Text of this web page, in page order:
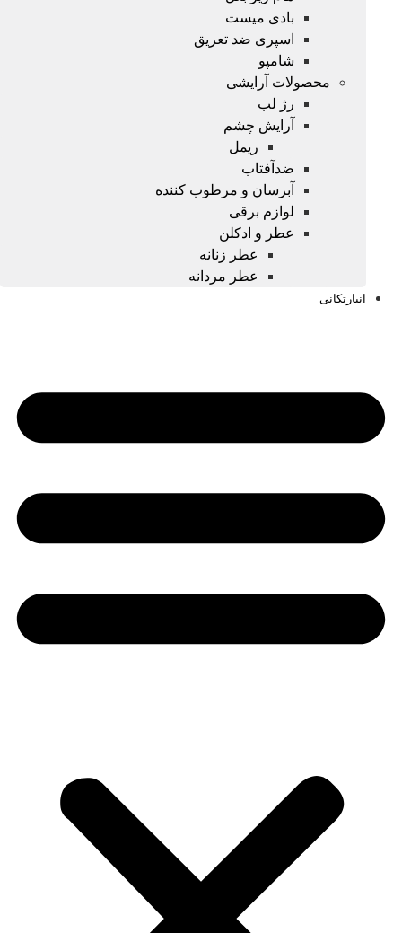
بادی میست
اسپری ضد تعریق
شامپو
محصولات آرایشی
رژ لب
آرایش چشم
ریمل
ضدآفتاب
آبرسان و مرطوب کننده
لوازم برقی
عطر و ادکلن
عطر زنانه
عطر مردانه
انبارتکانی